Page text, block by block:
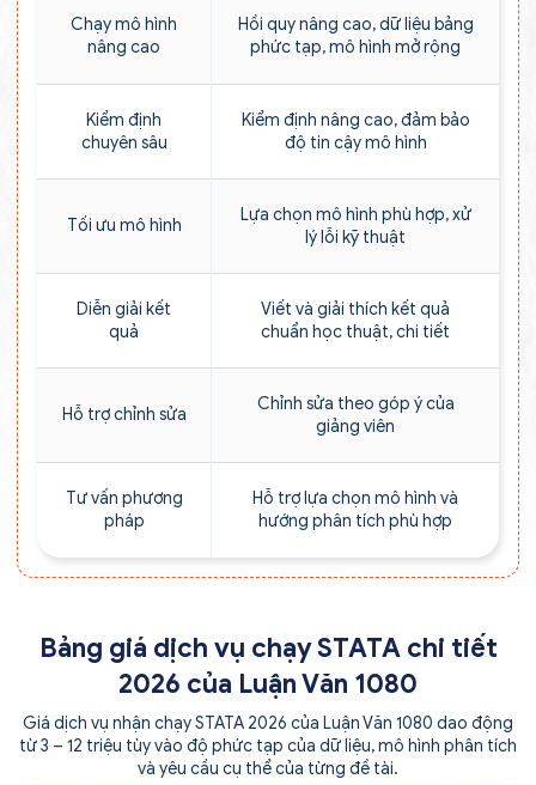
Chạy mô hình
nâng cao
Hồi quy nâng cao, dữ liệu bảng
phức tạp, mô hình mở rộng
Kiểm định
chuyên sâu
Kiểm định nâng cao, đảm bảo
độ tin cậy mô hình
Tối ưu mô hình
Lựa chọn mô hình phù hợp, xử
lý lỗi kỹ thuật
Diễn giải kết
quả
Viết và giải thích kết quả
chuẩn học thuật, chi tiết
Hỗ trợ chỉnh sửa
Chỉnh sửa theo góp ý của
giảng viên
Tư vấn phương
pháp
Hỗ trợ lựa chọn mô hình và
hướng phân tích phù hợp
Bảng giá dịch vụ chạy STATA chi tiết
2026 của Luận Văn 1080
Giá dịch vụ nhận chạy STATA 2026 của Luận Văn 1080 dao động
từ 3 – 12 triệu tùy vào độ phức tạp của dữ liệu, mô hình phân tích
và yêu cầu cụ thể của từng đề tài.